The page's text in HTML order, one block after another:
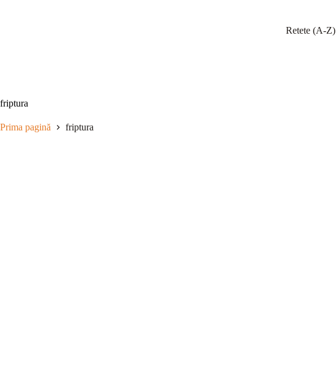
Retete (A-Z)
friptura
Prima pagină friptura